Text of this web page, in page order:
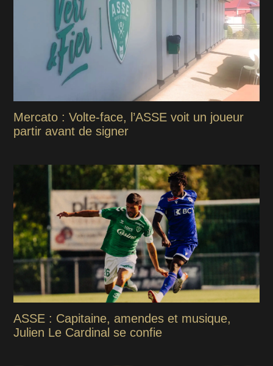
Mercato : Volte-face, l’ASSE voit un joueur
partir avant de signer
ASSE : Capitaine, amendes et musique,
Julien Le Cardinal se confie